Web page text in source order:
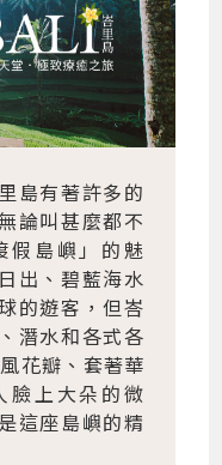
島有著許多的
論叫甚麼都不
假島嶼」的魅
出、碧藍海水
的遊客，但峇
潛水和各式各
花瓣、套著華
臉上大朵的微
這座島嶼的精